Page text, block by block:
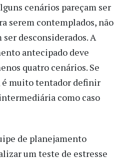
cenários pareçam ser
serem contemplados, não
desconsiderados. A
antecipado deve
quatro cenários. Se
é muito tentador definir
como caso
de planejamento
um teste de estresse